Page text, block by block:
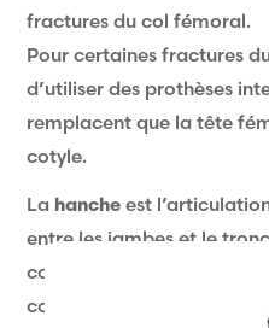
fractures du col fémoral.
Pour certaines fractures
d’utiliser des prothèses
remplacent que la tête
cotyle.
La hanche est
entre les jambes et le
corps et est donc soumise
contraintes.